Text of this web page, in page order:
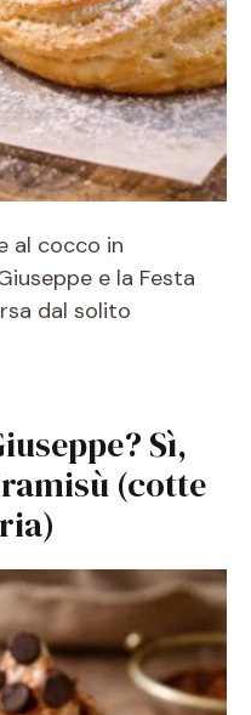
al cocco in
e la Festa
dal solito
Sì,
(cotte